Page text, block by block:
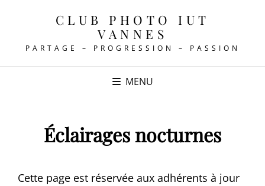
CLUB PHOTO IUT
VANNES
PARTAGE – PROGRESSION – PASSION
MENU
Éclairages nocturnes
Cette page est réservée aux adhérents à jour